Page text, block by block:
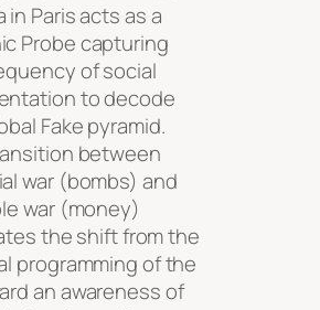
in Paris acts as a
Probe capturing
of social
to decode
Fake pyramid.
between
war (bombs) and
war (money)
the shift from the
programming of the
an awareness of